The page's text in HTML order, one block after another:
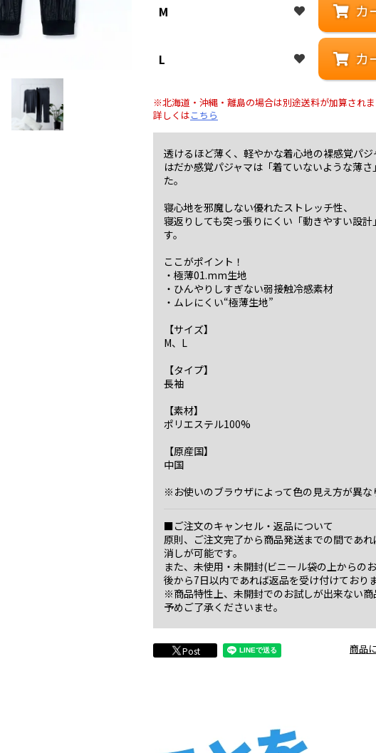
M カ
L カ
※北海道・沖縄・離島の場合は別途送料が加算されま
詳しくはこちら
透けるほど薄く、軽やかな着心地の裸感覚パジ
はだか感覚パジャマは「着ていないような薄さ
た。
寝心地を邪魔しない優れたストレッチ性、
寝返りしても突っ張りにくい「動きやすい設計
す。
ここがポイント！
・極薄01.mm生地
・ひんやりしすぎない弱接触冷感素材
・ムレにくい“極薄生地”
【サイズ】
M、L
【タイプ】
長袖
【素材】
ポリエステル100%
【原産国】
中国
※お使いのブラウザによって色の見え方が異な
■ご注文のキャンセル・返品について
原則、ご注文完了から商品発送までの間であれ
消しが可能です。
また、未使用・未開封(ビニール袋の上からの
後から7日以内であれば返品を受け付けておりま
※商品特性上、未開封でのお試しが出来ない商
予めご了承くださいませ。
商品
Post